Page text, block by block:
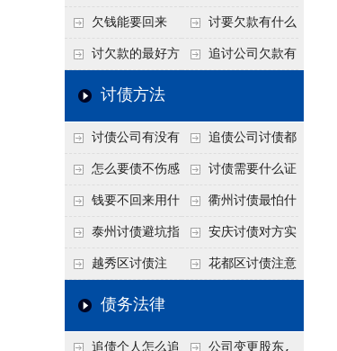
口
法是什么？ 还？2026年合法秘
籍！
欠钱能要回来
吗？
讨要欠款有什么
好办法
讨欠款的最好方 追讨公司欠款有
讨债方法
讨债公司有没有
行业协会？正规机构
的行业自律和认证
追债公司讨债都
有哪些手段
怎么要债不伤感
情？
讨债需要什么证
据
钱要不回来用什
么方法要回来
衢州讨债最怕什
么？2026年这两个关
键细节，做错就很难
泰州讨债避坑指
南：2026年这2个细
节不注意，钱很难要
安庆讨债对方实
在没钱咋办？
越秀区讨债注
意！没有借条只有微
花都区讨债注意
债务法律
追债个人怎么追 公司变更股东,